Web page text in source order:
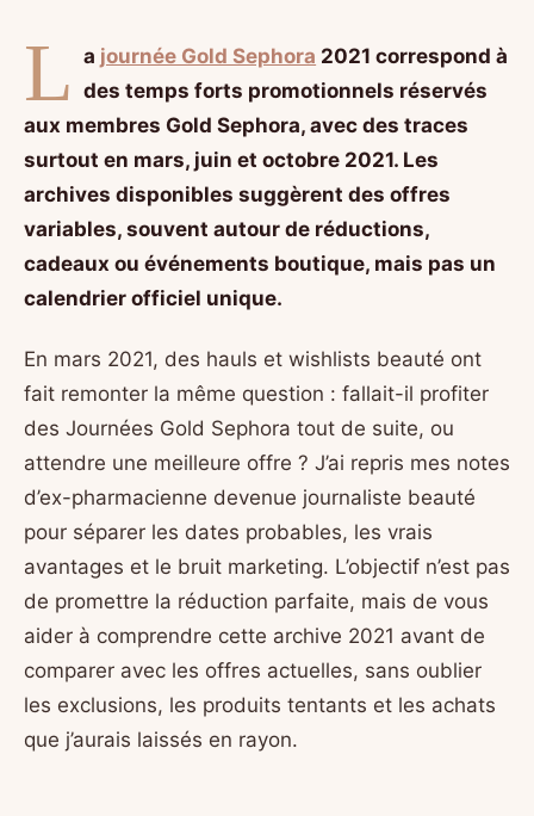
L a journée Gold Sephora 2021 correspond à
des temps forts promotionnels réservés
aux membres Gold Sephora, avec des traces
surtout en mars, juin et octobre 2021. Les
archives disponibles suggèrent des offres
variables, souvent autour de réductions,
cadeaux ou événements boutique, mais pas un
calendrier officiel unique.
En mars 2021, des hauls et wishlists beauté ont
fait remonter la même question : fallait-il profiter
des Journées Gold Sephora tout de suite, ou
attendre une meilleure offre ? J’ai repris mes notes
d’ex-pharmacienne devenue journaliste beauté
pour séparer les dates probables, les vrais
avantages et le bruit marketing. L’objectif n’est pas
de promettre la réduction parfaite, mais de vous
aider à comprendre cette archive 2021 avant de
comparer avec les offres actuelles, sans oublier
les exclusions, les produits tentants et les achats
que j’aurais laissés en rayon.